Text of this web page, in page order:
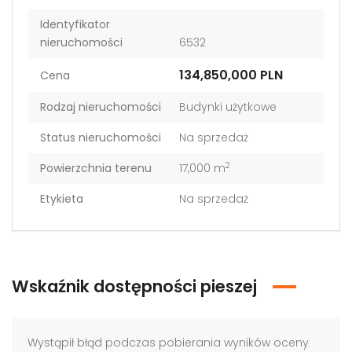
Identyfikator
nieruchomości
6532
Cena 134,850,000 PLN
Rodzaj nieruchomości
Budynki użytkowe
Status nieruchomości
Na sprzedaż
Powierzchnia terenu
17,000 m2
Etykieta Na sprzedaż
Wskaźnik dostępności pieszej
Wystąpił błąd podczas pobierania wyników oceny